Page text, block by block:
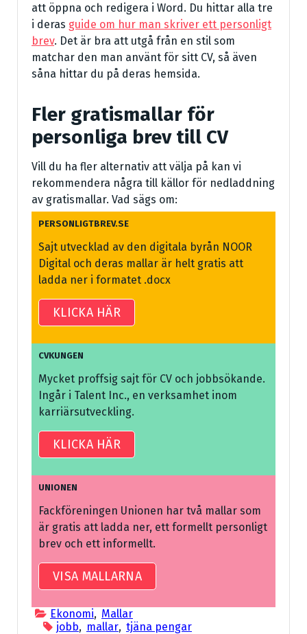
att öppna och redigera i Word. Du hittar alla tre
i deras guide om hur man skriver ett personligt
brev. Det är bra att utgå från en stil som
matchar den man använt för sitt CV, så även
såna hittar du på deras hemsida.
Fler gratismallar för
personliga brev till CV
Vill du ha fler alternativ att välja på kan vi
rekommendera några till källor för nedladdning
av gratismallar. Vad sägs om:
PERSONLIGTBREV.SE
Sajt utvecklad av den digitala byrån NOOR
Digital och deras mallar är helt gratis att
ladda ner i formatet .docx
KLICKA HÄR
CVKUNGEN
Mycket proffsig sajt för CV och jobbsökande.
Ingår i Talent Inc., en verksamhet inom
karriärsutveckling.
KLICKA HÄR
UNIONEN
Fackföreningen Unionen har två mallar som
är gratis att ladda ner, ett formellt personligt
brev och ett informellt.
VISA MALLARNA
Ekonomi, Mallar
jobb, mallar, tjäna pengar